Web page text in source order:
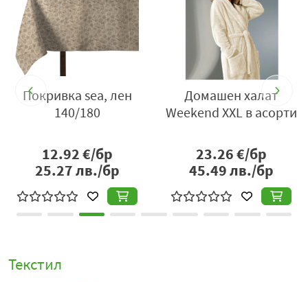
Покривка sea, лен
140/180
12.92€/бр
25.27лв./бр
Домашен халат
Weekend XXL в асорти
23.26€/бр
45.49лв./бр
Текстил